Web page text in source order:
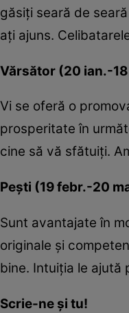
găsiţi seară de
aţi ajuns.
Vărsător (20 ian.-
Vi se oferă o
prosperitate în
cine să vă sfătuiţi.
Peşti (19 febr.-20
Sunt avantajate în
originale şi
bine. Intuiţia le ajută
Scrie-ne şi tu!